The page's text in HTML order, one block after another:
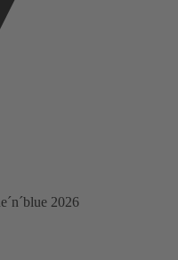
2026